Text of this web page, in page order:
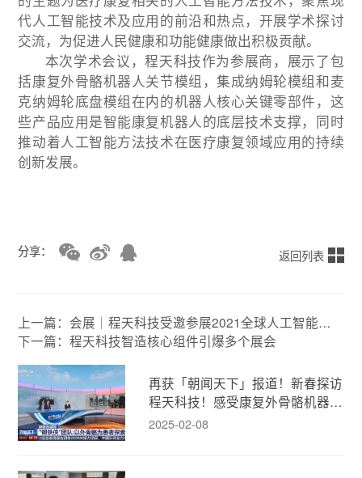
代人工智能技术及应用的前沿和热点，开展学术探讨
交流，为促进人民健康和功能健康做出积极贡献。
本次学术会议，程天科技作为参展商，展示了包
括康复外骨骼机器人关节模组，集成纳姆轮模组和麦
克纳姆轮底盘模组在内的机器人核心关键零部件，这
些产品应用是智能康复机器人的底层技术支撑，同时
推动着人工智能方法技术在医疗康复领域应用的持续
创新发展。
分享： 返回列表
上一篇：会展｜程天科技受邀参展2021全球人工智能技
术大会
下一篇：程天科技智造核心组件引爆多个展会
再获「朝闻天下」报道！新春探访
程天科技！感受康复外骨骼机器人
的人文温度！
2025-02-08